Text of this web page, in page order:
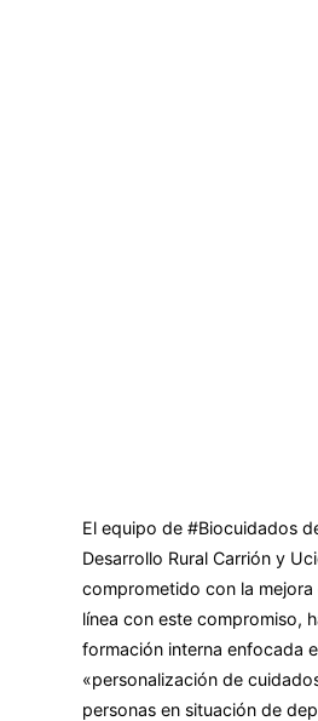
El equipo de #Biocuidados
Desarrollo Rural Carrión y
comprometido con la mejora
línea con este compromiso,
formación interna enfocada
«personalización de
personas en situación de